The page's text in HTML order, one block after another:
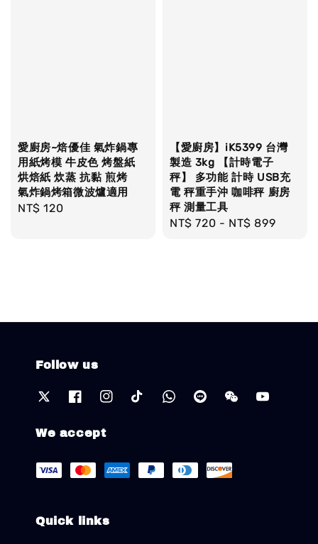
愛廚房~焙優佳 氣炸鍋專
用紙烤模 牛皮色 烤盤紙
烘焙紙 炊蒸 抗黏 煎烤
氣炸鍋烤箱微波爐適用
Regular
NT$ 120
【愛廚房】iK5399 台灣
製造 3kg 【計時電子
秤】 多功能 計時 USB充
電 秤重手沖 咖啡秤 廚房
秤 測量工具
Regular
NT$ 720 - NT$ 899
Follow us
We accept
Quick links